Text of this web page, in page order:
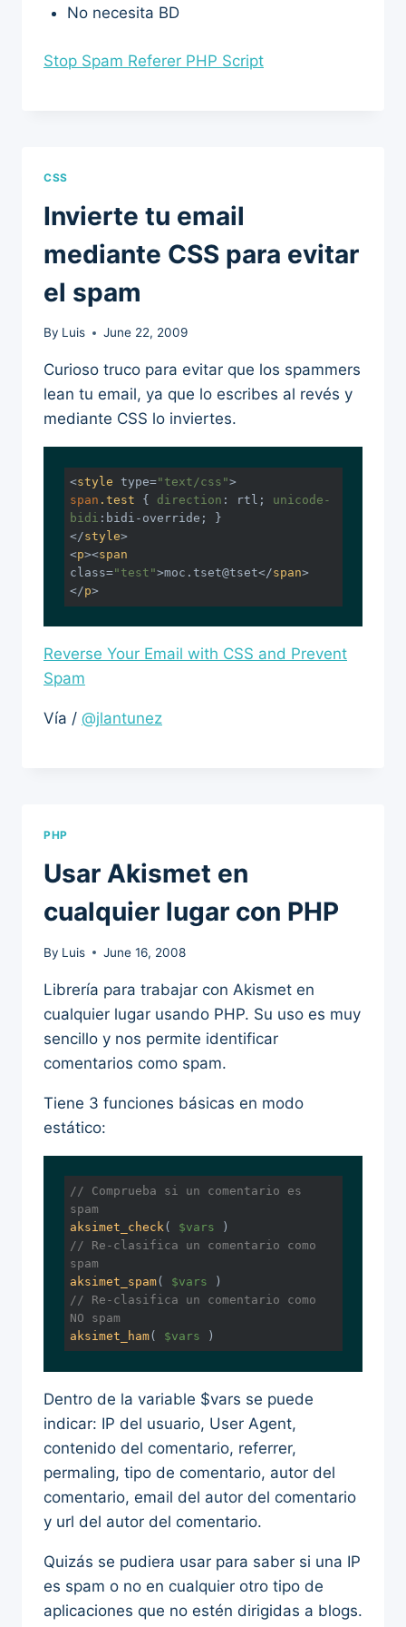
No necesita BD
Stop Spam Referer PHP Script
CSS
Invierte tu email
mediante CSS para evitar
el spam
By Luis June 22, 2009
Curioso truco para evitar que los spammers
lean tu email, ya que lo escribes al revés y
mediante CSS lo inviertes.
<style type="text/css">
span .test { direction : rtl; unicode-
bidi
</style>
<p><span
class="test">moc.tset@tset</span>
</p>
Reverse Your Email with CSS and Prevent
Spam
Vía / @jlantunez
PHP
Usar Akismet en
cualquier lugar con PHP
By Luis June 16, 2008
Librería para trabajar con Akismet en
cualquier lugar usando PHP. Su uso es muy
sencillo y nos permite identificar
comentarios como spam.
Tiene 3 funciones básicas en modo
estático:
// Comprueba si un comentario es
spam
aksimet_check ( $vars )
// Re-clasifica un comentario como
spam
aksimet_spam( $vars )
// Re-clasifica un comentario como
NO spam
aksimet_ham( $vars )
Dentro de la variable $vars se puede
indicar: IP del usuario, User Agent,
contenido del comentario, referrer,
permaling, tipo de comentario, autor del
comentario, email del autor del comentario
y url del autor del comentario.
Quizás se pudiera usar para saber si una IP
es spam o no en cualquier otro tipo de
aplicaciones que no estén dirigidas a blogs.